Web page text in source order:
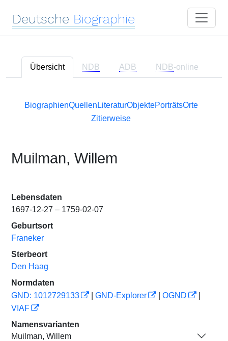
Deutsche Biographie
Übersicht NDB ADB NDB-online
BiographienQuellen LiteraturObjektePorträtsOrte
Zitierweise
Muilman, Willem
Lebensdaten
1697-12-27 – 1759-02-07
Geburtsort
Franeker
Sterbeort
Den Haag
Normdaten
GND: 1012729133
GND-Explorer OGND
VIAF
Namensvarianten
Muilman, Willem